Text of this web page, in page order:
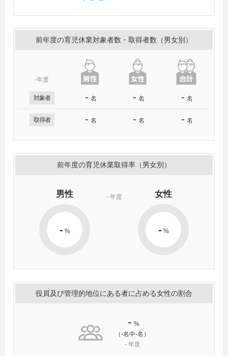
前年度の育児休業対象者数・取得者数（男女別）
-年度
対象者 - 名 - 名 - 名
取得者 - 名 - 名 - 名
前年度の育児休業取得率（男女別）
- 年度
男性
- %
女性
- %
役員及び管理的地位にある者に占める女性の割合
- %
（-名中-名）
- 年度